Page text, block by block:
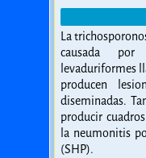
La
causada
levaduriformes
producen
diseminadas.
producir
la neumonitis
(SHP).